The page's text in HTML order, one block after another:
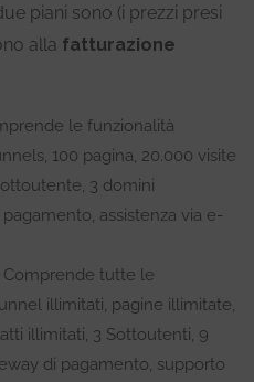
piani sono (i prezzi presi
alla fatturazione
le funzionalità
100 pagina, 20.000 visite
3 domini
assistenza via e-
Comprende tutte le
illimitati, pagine illimitate,
illimitati, 3 Sottoutenti, 9
di pagamento, supporto